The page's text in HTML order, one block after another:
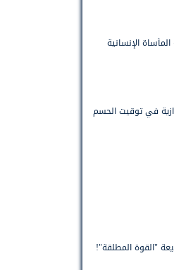
الإنسانية
في توقيت الحسم
"القوة المطلقة"!